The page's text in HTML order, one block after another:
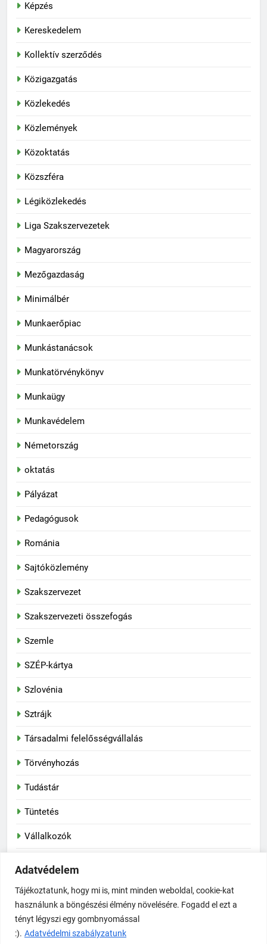
Adatvédelem
Tájékoztatunk, hogy mi is, mint minden weboldal, cookie-kat
használunk a böngészési élmény növelésére. Fogadd el ezt a
tényt légyszi egy gombnyomással
:). Adatvédelmi szabályzatunk
Képzés
Kereskedelem
Kollektív szerződés
Közigazgatás
Közlekedés
Közlemények
Közoktatás
Közszféra
Légiközlekedés
Liga Szakszervezetek
Magyarország
Mezőgazdaság
Minimálbér
Munkaerőpiac
Munkástanácsok
Munkatörvénykönyv
Munkaügy
Munkavédelem
Németország
oktatás
Pályázat
Pedagógusok
Románia
Sajtóközlemény
Szakszervezet
Szakszervezeti összefogás
Szemle
SZÉP-kártya
Szlovénia
Sztrájk
Társadalmi felelősségvállalás
Törvényhozás
Tudástár
Tüntetés
Vállalkozók
Vegyipar
Newsmatic - News WordPress sablon 2026. Powered By
BlazeThemes